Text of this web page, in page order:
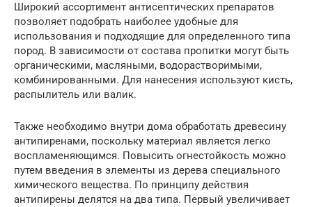
Широкий ассортимент антисептических препаратов
позволяет подобрать наиболее удобные для
использования и подходящие для определенного типа
пород. В зависимости от состава пропитки могут быть
органическими, масляными, водорастворимыми,
комбинированными. Для нанесения используют кисть,
распылитель или валик.
Также необходимо внутри дома обработать древесину
антипиренами, поскольку материал является легко
воспламеняющимся. Повысить огнестойкость можно
путем введения в элементы из дерева специального
химического вещества. По принципу действия
антипирены делятся на два типа. Первый увеличивает